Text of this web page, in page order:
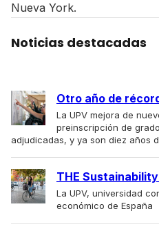
Nueva York.
Noticias destacadas
Otro año de
La UPV mejora de
preinscripción de
adjudicadas, y ya son diez años
THE
La UPV, universidad
económico de España